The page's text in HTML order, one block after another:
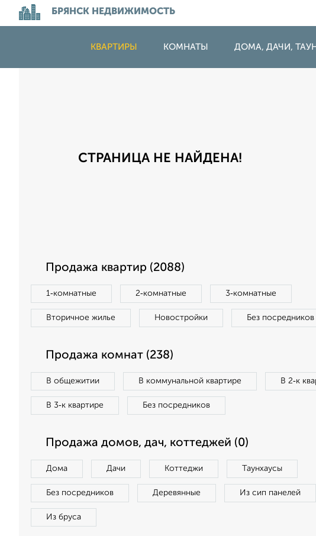
БРЯНСК НЕДВИЖИМОСТЬ
КВАРТИРЫ КОМНАТЫ ДОМА, ДАЧИ,
СТРАНИЦА НЕ НАЙДЕНА!
Продажа квартир (2088)
1‑комнатные 2‑комнатные 3‑комнатные
Вторичное жилье Новостройки Без посредников
Продажа комнат (238)
В общежитии В коммунальной квартире В 2‑к
В 3‑к квартире Без посредников
Продажа домов, дач, коттеджей (0)
Дома Дачи Коттеджи Таунхаусы
Без посредников Деревянные Из сип панелей
Из бруса